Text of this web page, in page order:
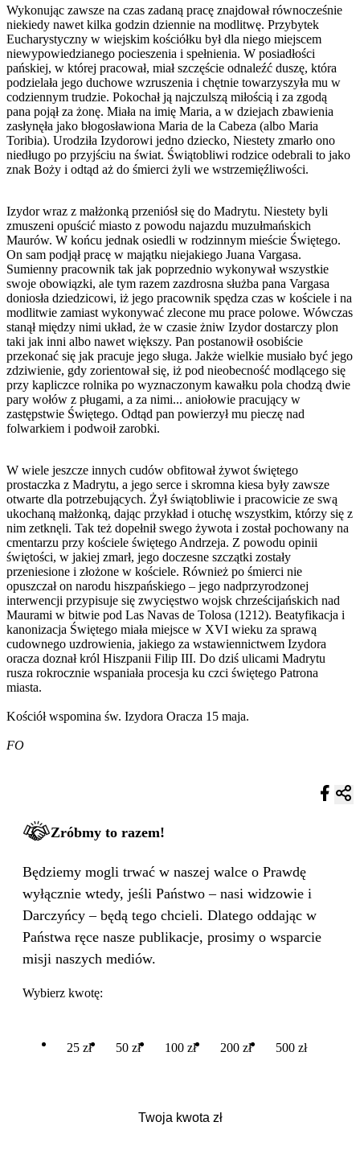
Wykonując zawsze na czas zadaną pracę znajdował równocześnie
niekiedy nawet kilka godzin dziennie na modlitwę. Przybytek
Eucharystyczny w wiejskim kościółku był dla niego miejscem
niewypowiedzianego pocieszenia i spełnienia. W posiadłości
pańskiej, w której pracował, miał szczęście odnaleźć duszę, która
podzielała jego duchowe wzruszenia i chętnie towarzyszyła mu w
codziennym trudzie. Pokochał ją najczulszą miłością i za zgodą
pana pojął za żonę. Miała na imię Maria, a w dziejach zbawienia
zasłynęła jako błogosławiona Maria de la Cabeza (albo Maria
Toribia). Urodziła Izydorowi jedno dziecko, Niestety zmarło ono
niedługo po przyjściu na świat. Świątobliwi rodzice odebrali to jako
znak Boży i odtąd aż do śmierci żyli we wstrzemięźliwości.
Izydor wraz z małżonką przeniósł się do Madrytu. Niestety byli
zmuszeni opuścić miasto z powodu najazdu muzułmańskich
Maurów. W końcu jednak osiedli w rodzinnym mieście Świętego.
On sam podjął pracę w majątku niejakiego Juana Vargasa.
Sumienny pracownik tak jak poprzednio wykonywał wszystkie
swoje obowiązki, ale tym razem zazdrosna służba pana Vargasa
doniosła dziedzicowi, iż jego pracownik spędza czas w kościele i na
modlitwie zamiast wykonywać zlecone mu prace polowe. Wówczas
stanął między nimi układ, że w czasie żniw Izydor dostarczy plon
taki jak inni albo nawet większy. Pan postanowił osobiście
przekonać się jak pracuje jego sługa. Jakże wielkie musiało być jego
zdziwienie, gdy zorientował się, iż pod nieobecność modlącego się
przy kapliczce rolnika po wyznaczonym kawałku pola chodzą dwie
pary wołów z pługami, a za nimi... aniołowie pracujący w
zastępstwie Świętego. Odtąd pan powierzył mu pieczę nad
folwarkiem i podwoił zarobki.
W wiele jeszcze innych cudów obfitował żywot świętego
prostaczka z Madrytu, a jego serce i skromna kiesa były zawsze
otwarte dla potrzebujących. Żył świątobliwie i pracowicie ze swą
ukochaną małżonką, dając przykład i otuchę wszystkim, którzy się z
nim zetknęli. Tak też dopełnił swego żywota i został pochowany na
cmentarzu przy kościele świętego Andrzeja. Z powodu opinii
świętości, w jakiej zmarł, jego doczesne szczątki zostały
przeniesione i złożone w kościele. Również po śmierci nie
opuszczał on narodu hiszpańskiego – jego nadprzyrodzonej
interwencji przypisuje się zwycięstwo wojsk chrześcijańskich nad
Maurami w bitwie pod Las Navas de Tolosa (1212). Beatyfikacja i
kanonizacja Świętego miała miejsce w XVI wieku za sprawą
cudownego uzdrowienia, jakiego za wstawiennictwem Izydora
oracza doznał król Hiszpanii Filip III. Do dziś ulicami Madrytu
rusza rokrocznie wspaniała procesja ku czci świętego Patrona
miasta.
Kościół wspomina św. Izydora Oracza 15 maja.
FO
Zróbmy to razem!
Będziemy mogli trwać w naszej walce o Prawdę
wyłącznie wtedy, jeśli Państwo – nasi widzowie i
Darczyńcy – będą tego chcieli. Dlatego oddając w
Państwa ręce nasze publikacje, prosimy o wsparcie
misji naszych mediów.
Wybierz kwotę:
25 zł 50 zł 100 zł 200 zł 500 zł